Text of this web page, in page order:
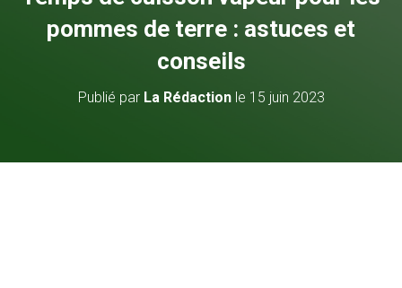
pommes de terre : astuces et
conseils
Publié par La Rédactionle 15 juin 2023